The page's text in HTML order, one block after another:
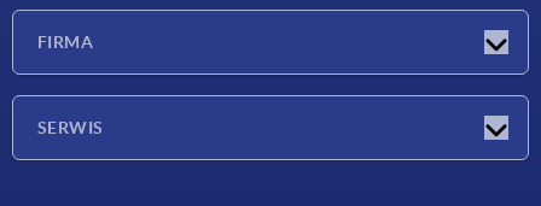
FIRMA
SERWIS